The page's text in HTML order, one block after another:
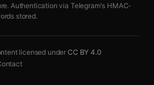
Authentication via Telegram's HMAC-
stored.
licensed under CC BY 4.0